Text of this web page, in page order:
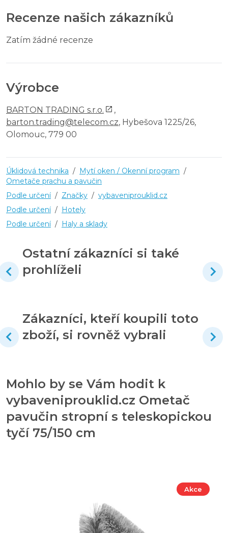
Recenze našich zákazníků
Zatím žádné recenze
Výrobce
BARTON TRADING s.r.o.
,
barton.trading@telecom.cz, Hybešova 1225/26,
Olomouc, 779 00
Úklidová technika / Mytí oken / Okenní program /
Ometače prachu a pavučin
Podle určení / Značky / vybaveniprouklid.cz
Podle určení / Hotely
Podle určení / Haly a sklady
Ostatní zákazníci si také
prohlíželi
Zákazníci, kteří koupili toto
zboží, si rovněž vybrali
Mohlo by se Vám hodit k
vybaveniprouklid.cz Ometač
pavučin stropní s teleskopickou
tyčí 75/150 cm
Akce